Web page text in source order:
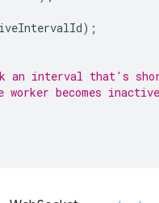
);
interval that's
becomes